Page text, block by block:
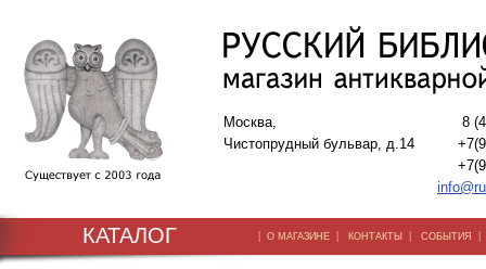
Москва,
Чистопрудный бульвар, д.14
8
КАТАЛОГ | О МАГАЗИНЕ | КОНТАКТЫ | СОБЫТИЯ